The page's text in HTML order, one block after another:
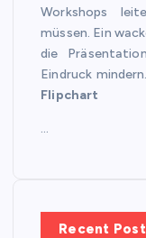
Workshops
müssen. Ein
die
Eindruck
Flipchart
…
Recent